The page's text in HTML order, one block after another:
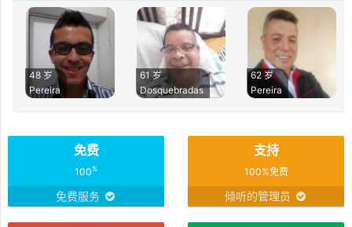
48 岁
Pereira
61 岁
Dosquebradas
62 岁
Pereira
免费
100%
免费服务
支持
100%免费
倾听的管理员